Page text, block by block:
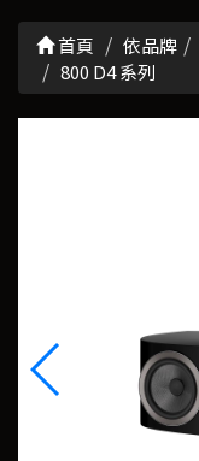
首頁 依品牌
800 D4 系列